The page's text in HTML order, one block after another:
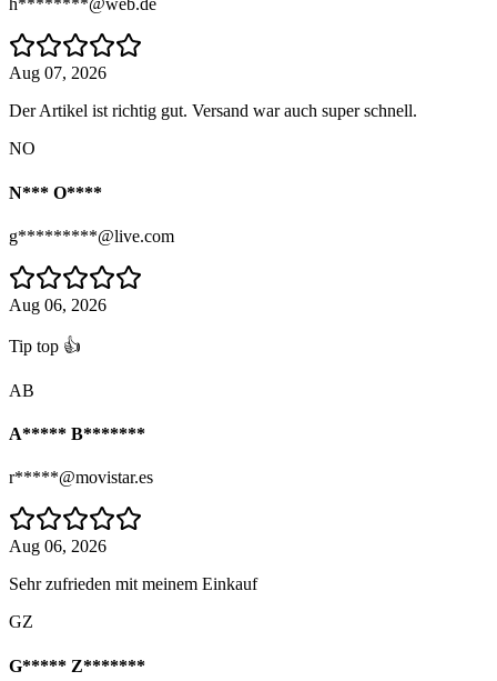
h********@web.de
Aug 07, 2026
Der Artikel ist richtig gut. Versand war auch super schnell.
NO
N*** O****
g*********@live.com
Aug 06, 2026
Tip top 👍
AB
A***** B*******
r*****@movistar.es
Aug 06, 2026
Sehr zufrieden mit meinem Einkauf
GZ
G***** Z*******